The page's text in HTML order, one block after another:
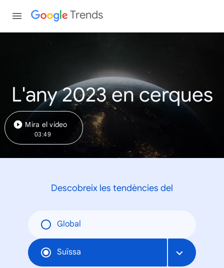
Trends
L'any 2023 en cerques
Mira el vídeo
03:49
Descobreix les tendències del
Global
Suïssa